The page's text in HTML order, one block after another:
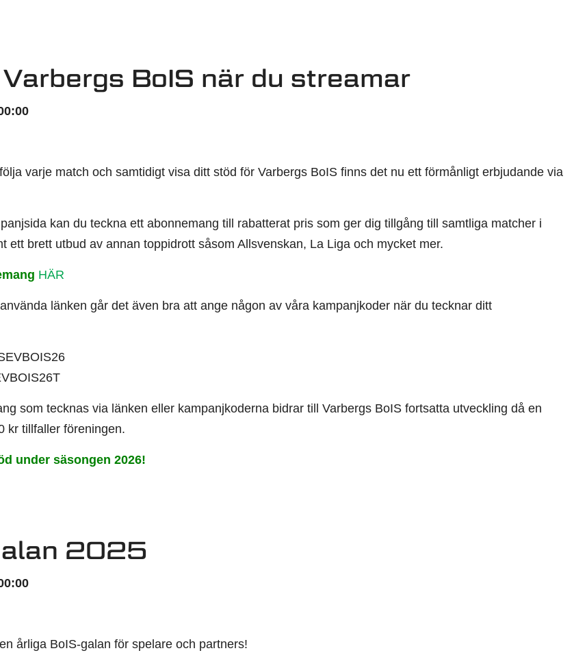
BoIS när du streamar
varje match och samtidigt visa ditt stöd för Varbergs BoIS finns det nu ett förmånligt erbjudande via
kan du teckna ett abonnemang till rabatterat pris som ger dig tillgång till samtliga matcher i
ett brett utbud av annan toppidrott såsom Allsvenskan, La Liga och mycket mer.
HÄR
länken går det även bra att ange någon av våra kampanjkoder när du tecknar ditt
som tecknas via länken eller kampanjkoderna bidrar till Varbergs BoIS fortsatta utveckling då en
kr tillfaller föreningen.
under säsongen 2026!
2025
årliga BoIS-galan för spelare och partners!